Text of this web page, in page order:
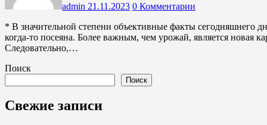
admin 21.11.2023 0 Комментарии
* В значительной степени объективные факты сегодняшнего
когда-то посеяна. Более важным, чем урожай, является новая
Следовательно,…
Поиск
Поиск
Свежие записи